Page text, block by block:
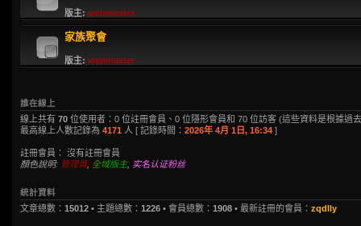
版主: webmaster
家族聚會
版主: webmaster
誰在線上
線上共有 70 位使用者：0 位註冊會員、0 位隱形會員和 70 位訪客 (這些資料是根據過
最高線上人數記錄為 4171 人 [ 記錄時間： 2026年 4月 1日, 16:34 ]
註冊會員： 沒有註冊會員
顏色說明: 管理員 全域版主, 实名认证粉丝
統計資料
文章總數： 15012 • 主題總數： 1226 • 會員總數： 1908 • 最新註冊的會員： zqdlly